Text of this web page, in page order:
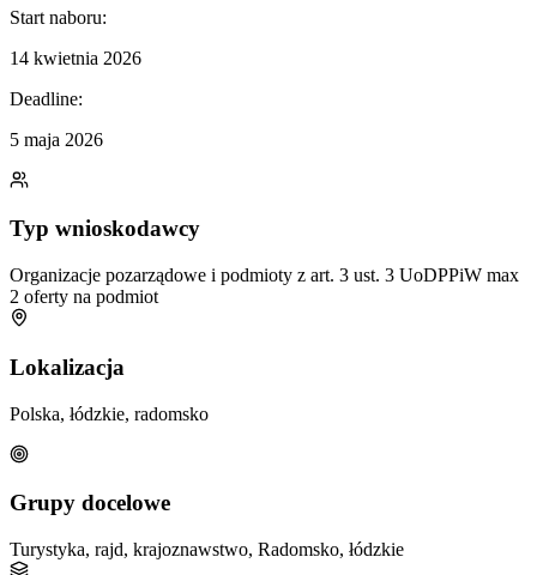
Start naboru:
14 kwietnia 2026
Deadline:
5 maja 2026
Typ wnioskodawcy
Organizacje pozarządowe i podmioty z art. 3 ust. 3 UoDPPiW max
2 oferty na podmiot
Lokalizacja
Polska, łódzkie, radomsko
Grupy docelowe
Turystyka, rajd, krajoznawstwo, Radomsko, łódzkie